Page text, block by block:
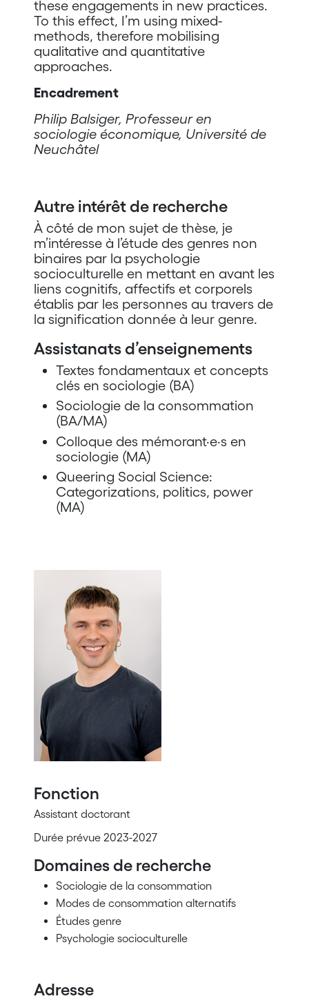
these engagements in new practices.
To this effect, I’m using mixed-
methods, therefore mobilising
qualitative and quantitative
approaches.
Encadrement
Philip Balsiger, Professeur en
sociologie économique, Université de
Neuchâtel
Autre intérêt de recherche
À côté de mon sujet de thèse, je
m’intéresse à l’étude des genres non
binaires par la psychologie
socioculturelle en mettant en avant les
liens cognitifs, affectifs et corporels
établis par les personnes au travers de
la signification donnée à leur genre.
Assistanats d’enseignements
Textes fondamentaux et concepts
clés en sociologie (BA)
Sociologie de la consommation
(BA/MA)
Colloque des mémorant·e·s en
sociologie (MA)
Queering Social Science:
Categorizations, politics, power
(MA)
Fonction
Assistant doctorant
Durée prévue 2023-2027
Domaines de recherche
Sociologie de la consommation
Modes de consommation alternatifs
Études genre
Psychologie socioculturelle
Adresse